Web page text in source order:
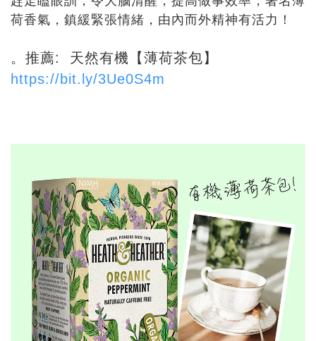
荷香氣，鎮緩緊張情緒，由內而外精神有活力！
。 推薦: 天然有機【薄荷茶包】
https://bit.ly/3Ue0S4m